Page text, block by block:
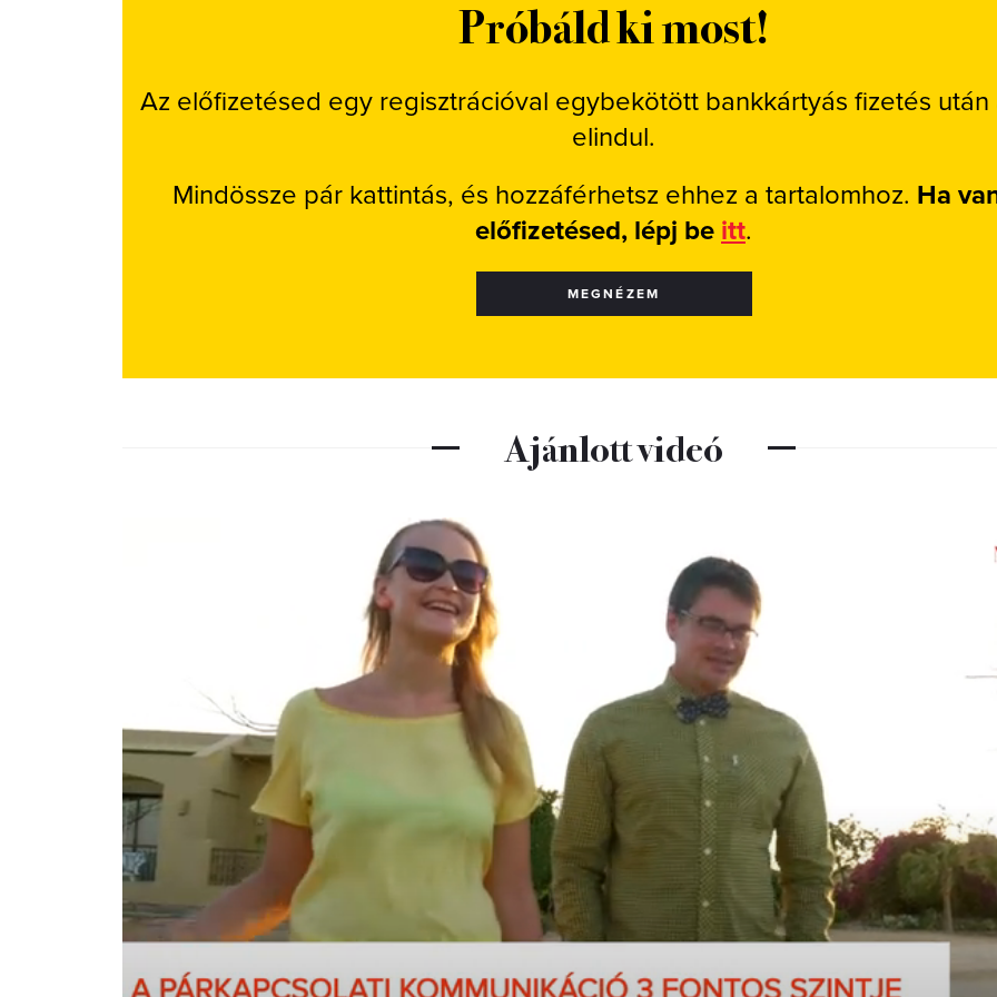
Próbáld ki most!
Az előfizetésed egy regisztrációval egybekötött bankkártyás fizetés után
elindul.
Mindössze pár kattintás, és hozzáférhetsz ehhez a tartalomhoz. Ha
előfizetésed, lépj be itt.
MEGNÉZEM
Ajánlott videó